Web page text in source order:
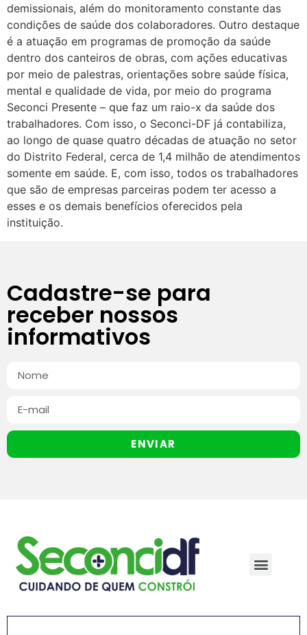
demissionais, além do monitoramento constante das
condições de saúde dos colaboradores. Outro destaque
é a atuação em programas de promoção da saúde
dentro dos canteiros de obras, com ações educativas
por meio de palestras, orientações sobre saúde física,
mental e qualidade de vida, por meio do programa
Seconci Presente – que faz um raio-x da saúde dos
trabalhadores. Com isso, o Seconci-DF já contabiliza,
ao longo de quase quatro décadas de atuação no setor
do Distrito Federal, cerca de 1,4 milhão de atendimentos
somente em saúde. E, com isso, todos os trabalhadores
que são de empresas parceiras podem ter acesso a
esses e os demais benefícios oferecidos pela
instituição.
Cadastre-se para
receber nossos
informativos
ENVIAR